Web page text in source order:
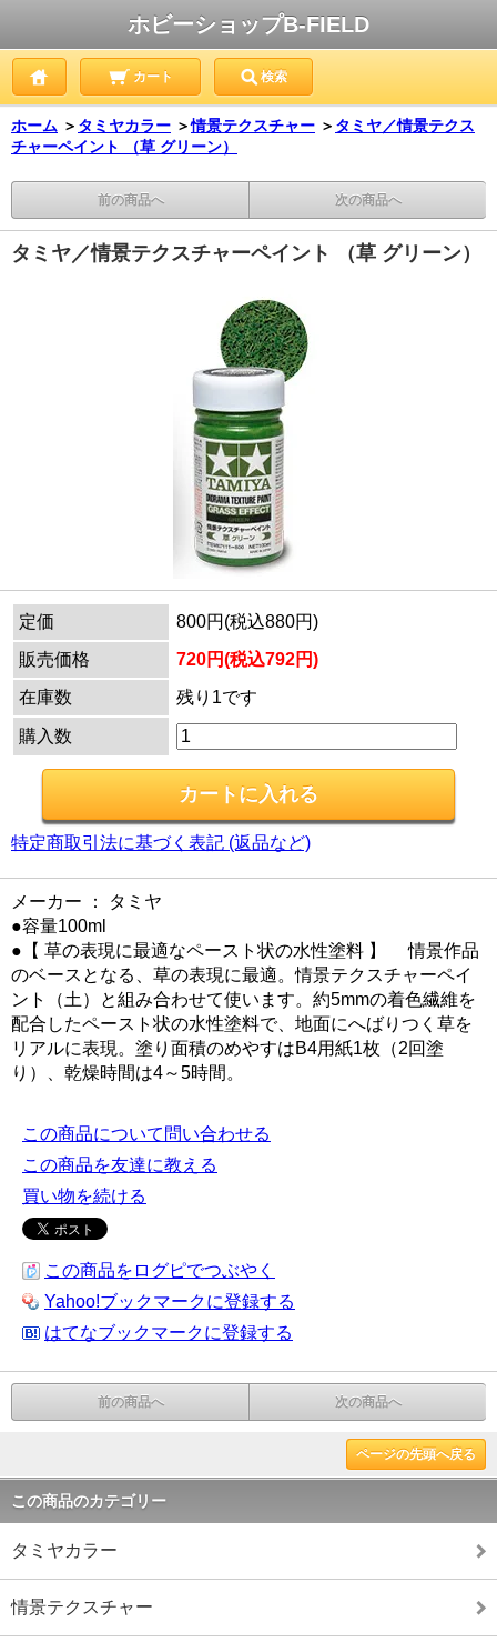
ホビーショップB-FIELD
カート 検索
ホーム ＞ タミヤカラー ＞情景テクスチャー ＞ タミヤ／情景テクス
チャーペイント （草 グリーン）
前の商品へ 次の商品へ
タミヤ／情景テクスチャーペイント （草 グリーン）
定価
800円(税込880円)
販売価格
720円(税込792円)
在庫数
残り1です
購入数
特定商取引法に基づく表記 (返品など)
メーカー ： タミヤ
●容量100ml
●【 草の表現に最適なペースト状の水性塗料 】 情景作品
のベースとなる、草の表現に最適。情景テクスチャーペイ
ント（土）と組み合わせて使います。約5mmの着色繊維を
配合したペースト状の水性塗料で、地面にへばりつく草を
リアルに表現。塗り面積のめやすはB4用紙1枚（2回塗
り）、乾燥時間は4～5時間。
この商品について問い合わせる
この商品を友達に教える
買い物を続ける
この商品をログピでつぶやく
Yahoo!ブックマークに登録する
はてなブックマークに登録する
前の商品へ 次の商品へ
ページの先頭へ戻る
この商品のカテゴリー
タミヤカラー
情景テクスチャー